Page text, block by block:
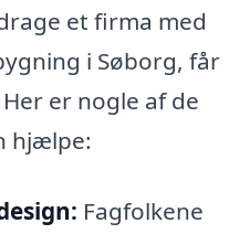
et firma med
i Søborg, får
er nogle af de
hjælpe:
Fagfolkene